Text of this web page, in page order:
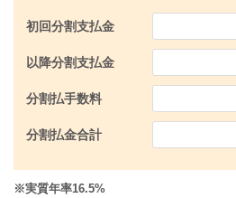
初回分割支払金
以降分割支払金
分割払手数料
分割払金合計
※実質年率16.5%